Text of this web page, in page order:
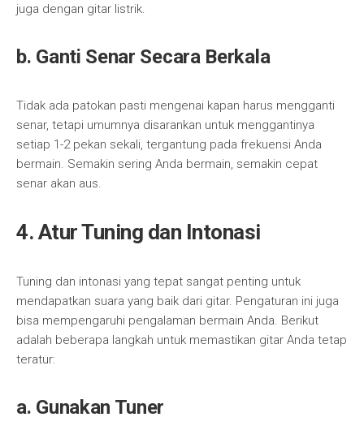
juga dengan gitar listrik.
b. Ganti Senar Secara Berkala
Tidak ada patokan pasti mengenai kapan harus mengganti
senar, tetapi umumnya disarankan untuk menggantinya
setiap 1-2 pekan sekali, tergantung pada frekuensi Anda
bermain. Semakin sering Anda bermain, semakin cepat
senar akan aus.
4. Atur Tuning dan Intonasi
Tuning dan intonasi yang tepat sangat penting untuk
mendapatkan suara yang baik dari gitar. Pengaturan ini juga
bisa mempengaruhi pengalaman bermain Anda. Berikut
adalah beberapa langkah untuk memastikan gitar Anda tetap
teratur:
a. Gunakan Tuner